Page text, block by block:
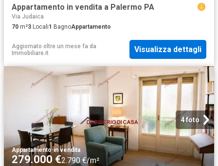
Appartamento in vendita a Palermo PA
Via Judaica
70 m²3 Locali1 BagnoAppartamento
Aggiornato oltre un mese fa da
Immobiliare.it
Visualizza dettagli
4 foto
Appartamento·in vendita
279.000 €2.790 €/m²